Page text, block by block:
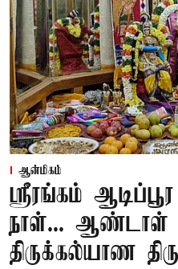
ஆன்மிகம்
ஸ்ரீரங்கம்
நாள்... ஆண்டாள்
திருக்கல்யாண